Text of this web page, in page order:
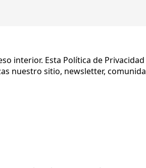
Interior
interior. Esta Política de
nuestro sitio, newsletter,